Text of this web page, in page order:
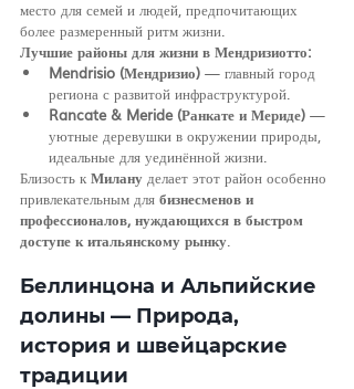
место для семей и людей, предпочитающих
более размеренный ритм жизни.
Лучшие районы для жизни в Мендризиотто:
Mendrisio (Мендризио) — главный город
региона с развитой инфраструктурой.
Rancate & Meride (Ранкате и Мериде) —
уютные деревушки в окружении природы,
идеальные для уединённой жизни.
Близость к Милану делает этот район особенно
привлекательным для бизнесменов и
профессионалов, нуждающихся в быстром
доступе к итальянскому рынку
Беллинцона и Альпийские
долины — Природа,
история и швейцарские
традиции